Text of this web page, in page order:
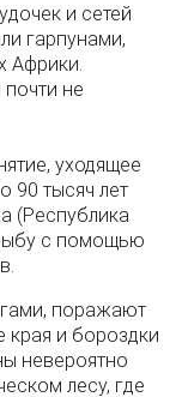
и сетей
гарпунами,
Африки.
не
уходящее
90 тысяч лет
(Республика
с помощью
поражают
края и бороздки
невероятно
лесу, где